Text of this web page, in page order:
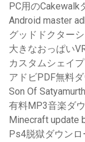
PC用のCakewalk
Android master
グッドドクター
大きなおっぱい
カスタムシェイ
アドビPDF無料
Son Of
有料MP3音楽ダ
Minecraft update
Ps4脱獄ダウンロ